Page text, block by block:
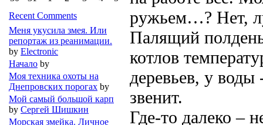
ружьем…? Нет,
Палящий
котлов
деревьев, у
звенит.
Где-то далеко –
Recent Comments
Меня укусила змея. Или
репортаж из реанимации.
by Electronic
Начало by
Моя техника охоты на
Днепровских порогах by
Мой самый большой карп
by Сергей Шишкин
Морская змейка. Личное